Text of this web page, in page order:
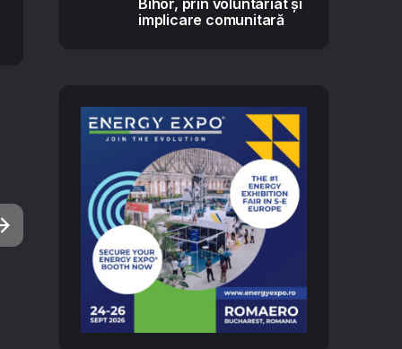
Bihor, prin voluntariat și
implicare comunitară